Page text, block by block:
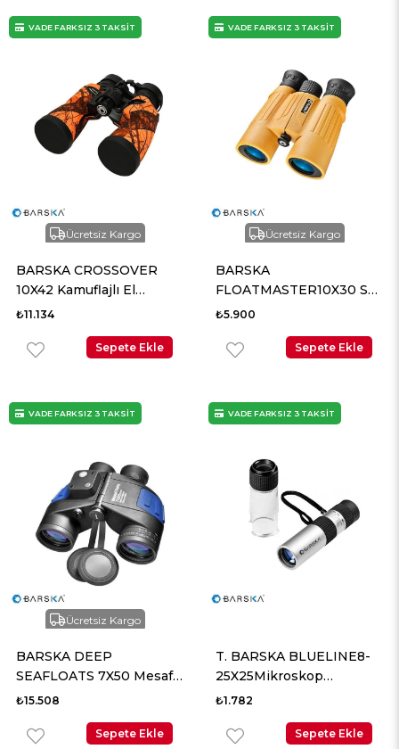
Ücretsiz Kargo
BARSKA CROSSOVER
10X42 Kamuflajlı El
Dürbünü
₺11.134
Sepete Ekle
VADE FARKSIZ 3 TAKSİT
Ücretsiz Kargo
BARSKA
FLOATMASTER10X30 Su
Geçirmez El Dürbünü
₺5.900
Sepete Ekle
VADE FARKSIZ 3 TAKSİT
Ücretsiz Kargo
BARSKA DEEP
SEAFLOATS 7X50 Mesafe
Ölçer El Dürbünü
₺15.508
Sepete Ekle
VADE FARKSIZ 3 TAKSİT
T. BARSKA BLUELINE8-
25X25Mikroskop
TekGözlü El Dürbün
₺1.782
Sepete Ekle
VADE FARKSIZ 3 TAKSİT